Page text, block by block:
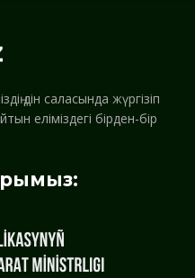
дін саласында жүргізіп
еліміздегі бірден-бір